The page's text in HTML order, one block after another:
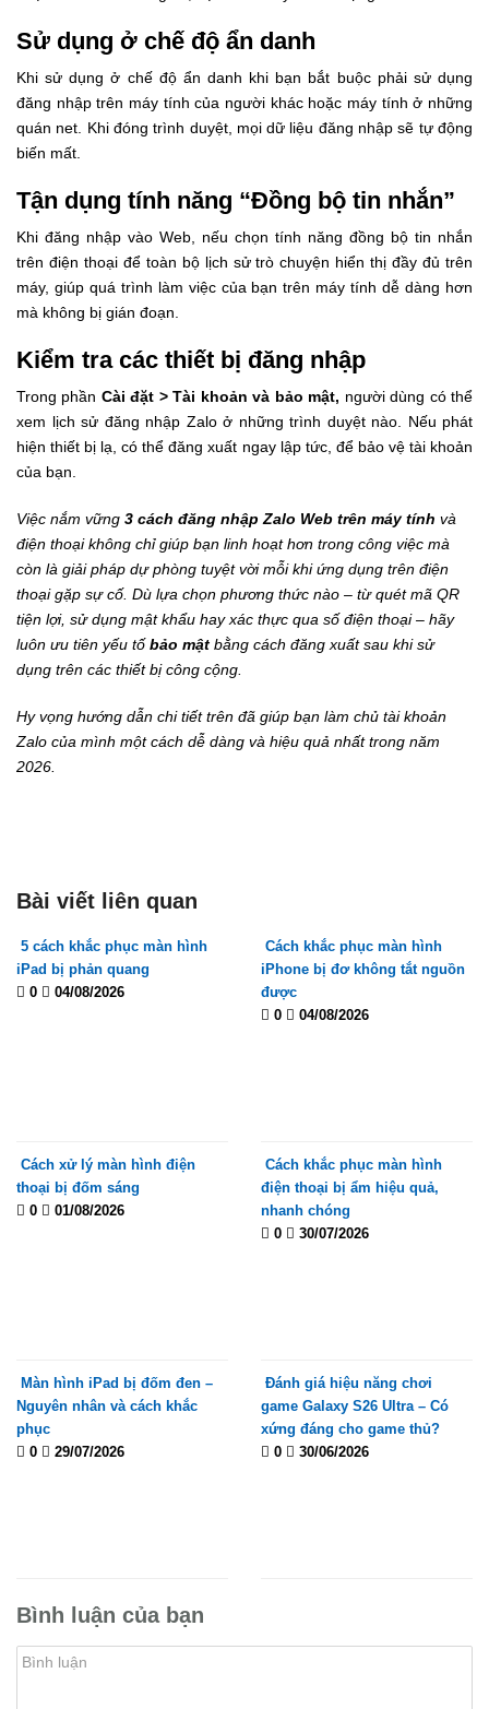
Sử dụng ở chế độ ẩn danh
Khi sử dụng ở chế độ ẩn danh khi bạn bắt buộc phải sử dụng
đăng nhập trên máy tính của người khác hoặc máy tính ở những
quán net. Khi đóng trình duyệt, mọi dữ liệu đăng nhập sẽ tự động
biến mất.
Tận dụng tính năng “Đồng bộ tin nhắn”
Khi đăng nhập vào Web, nếu chọn tính năng đồng bộ tin nhắn
trên điện thoại để toàn bộ lịch sử trò chuyện hiển thị đầy đủ trên
máy, giúp quá trình làm việc của bạn trên máy tính dễ dàng hơn
mà không bị gián đoạn.
Kiểm tra các thiết bị đăng nhập
Trong phần Cài đặt > Tài khoản và bảo mật, người dùng có thể
xem lịch sử đăng nhập Zalo ở những trình duyệt nào. Nếu phát
hiện thiết bị lạ, có thể đăng xuất ngay lập tức, để bảo vệ tài khoản
của bạn.
Việc nắm vững 3 cách đăng nhập Zalo Web trên máy tính và
điện thoại không chỉ giúp bạn linh hoạt hơn trong công việc mà
còn là giải pháp dự phòng tuyệt vời mỗi khi ứng dụng trên điện
thoại gặp sự cố. Dù lựa chọn phương thức nào – từ quét mã QR
tiện lợi, sử dụng mật khẩu hay xác thực qua số điện thoại – hãy
luôn ưu tiên yếu tốbảo mật bằng cách đăng xuất sau khi sử
dụng trên các thiết bị công cộng.
Hy vọng hướng dẫn chi tiết trên đã giúp bạn làm chủ tài khoản
Zalo của mình một cách dễ dàng và hiệu quả nhất trong năm
2026.
Bài viết liên quan
5 cách khắc phục màn hình
iPad bị phản quang
0
04/08/2026
Cách khắc phục màn hình
iPhone bị đơ không tắt nguồn
được
0
04/08/2026
Cách xử lý màn hình điện
thoại bị đốm sáng
0
01/08/2026
Cách khắc phục màn hình
điện thoại bị ẩm hiệu quả,
nhanh chóng
0
30/07/2026
Màn hình iPad bị đốm đen –
Nguyên nhân và cách khắc
phục
0
29/07/2026
Đánh giá hiệu năng chơi
game Galaxy S26 Ultra – Có
xứng đáng cho game thủ?
0
30/06/2026
Bình luận của bạn